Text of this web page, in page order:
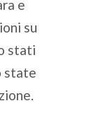
e
su
stati
state